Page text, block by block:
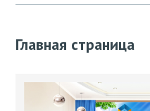
Главная страница